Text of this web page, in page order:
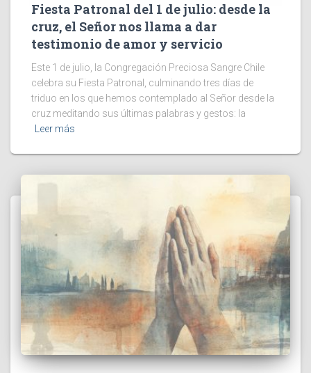
Fiesta Patronal del 1 de julio: desde la
cruz, el Señor nos llama a dar
testimonio de amor y servicio
Este 1 de julio, la Congregación Preciosa Sangre Chile
celebra su Fiesta Patronal, culminando tres días de
triduo en los que hemos contemplado al Señor desde la
cruz meditando sus últimas palabras y gestos: la
Leer más